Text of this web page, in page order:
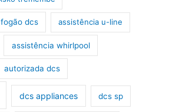
dcs assistência u-line
assistência whirlpool
autorizada dcs
dcs appliances dcs sp